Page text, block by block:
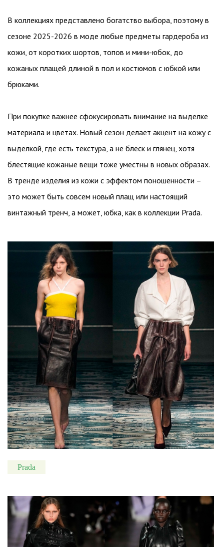
В коллекциях представлено богатство выбора, поэтому в
сезоне 2025-2026 в моде любые предметы гардероба из
кожи, от коротких шортов, топов и мини-юбок, до
кожаных плащей длиной в пол и костюмов с юбкой или
брюками.
При покупке важнее сфокусировать внимание на выделке
материала и цветах. Новый сезон делает акцент на кожу с
выделкой, где есть текстура, а не блеск и глянец, хотя
блестящие кожаные вещи тоже уместны в новых образах.
В тренде изделия из кожи с эффектом поношенности –
это может быть совсем новый плащ или настоящий
винтажный тренч, а может, юбка, как в коллекции Prada.
Prada